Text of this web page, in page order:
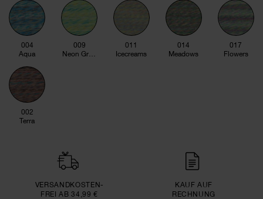
004
Aqua
009
Neon Grün
011
Icecreams
014
Meadows
017
Flowers
002
Terra
VERSAND­KOSTEN­
FREI AB 34,99 €
KAUF AUF
RECHNUNG